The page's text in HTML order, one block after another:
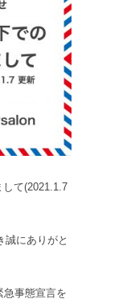
て(2021.1.7
誠にありがと
急事態宣言を